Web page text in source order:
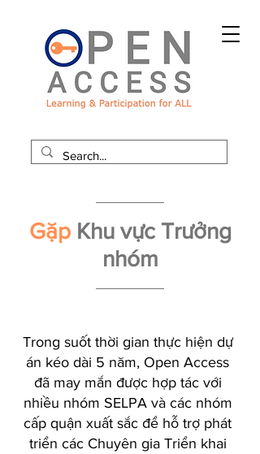
Gặp Khu vực Trưởng
nhóm
Trong suốt thời gian thực hiện dự
án kéo dài 5 năm, Open Access
đã may mắn được hợp tác với
nhiều nhóm SELPA và các nhóm
cấp quận xuất sắc để hỗ trợ phát
triển các Chuyên gia Triển khai